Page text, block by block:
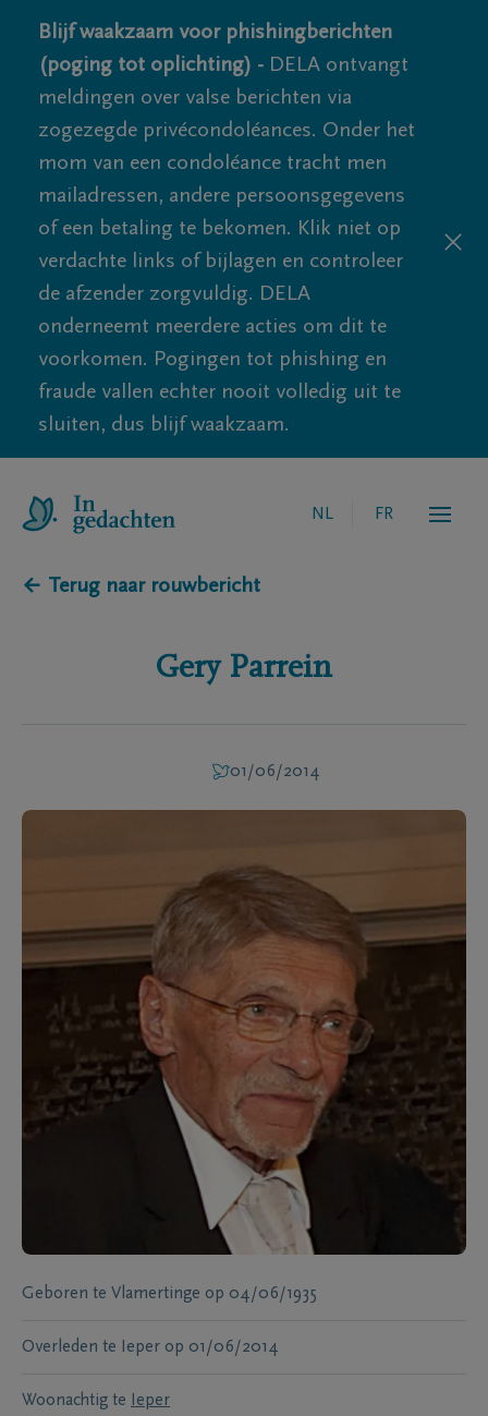
Blijf waakzaam voor phishingberichten
(poging tot oplichting) - DELA ontvangt
meldingen over valse berichten via
zogezegde privécondoléances. Onder het
mom van een condoléance tracht men
mailadressen, andere persoonsgegevens
of een betaling te bekomen. Klik niet op
verdachte links of bijlagen en controleer
de afzender zorgvuldig. DELA
onderneemt meerdere acties om dit te
voorkomen. Pogingen tot phishing en
fraude vallen echter nooit volledig uit te
sluiten, dus blijf waakzaam.
NL FR
← Terug naar rouwbericht
Gery Parrein
01/06/2014
Geboren te Vlamertinge op 04/06/1935
Overleden te Ieper op 01/06/2014
Woonachtig te Ieper